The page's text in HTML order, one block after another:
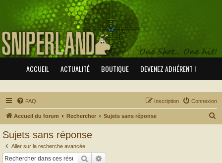
ACCUEIL ACTUALITÉ BOUTIQUE DEVENEZ ADHÉRENT !
FAQ Connexion
Inscription
Accueil du forum Rechercher Sujets sans réponse
Sujets sans réponse
Aller sur la recherche avancée
Rechercher